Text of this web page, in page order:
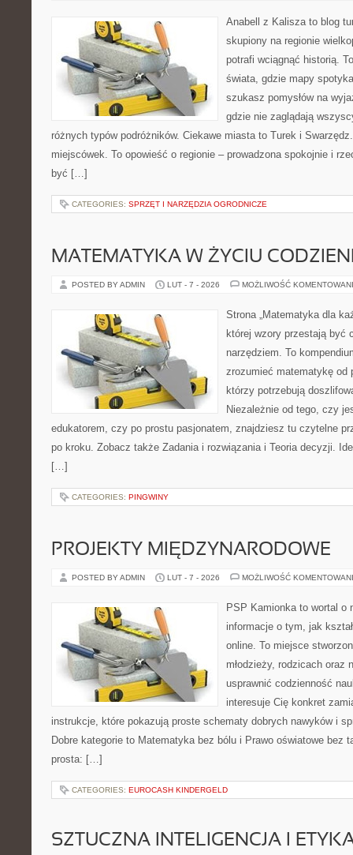
Anabell z Kalisza to blog
skupiony na regionie
potrafi wciągnąć historią.
świata, gdzie mapy
szukasz pomysłów na
gdzie nie zaglądają
różnych typów podróżników. Ciekawe miasta to Turek i
miejscówek. To opowieść o regionie – prowadzona spokojnie i
być […]
CATEGORIES: SPRZĘT I NARZĘDZIA OGRODNICZE
MATEMATYKA W ŻYCIU
POSTED BY ADMIN LUT - 7 - 2026 MOŻLIWOŚĆ
Strona „Matematyka dla
której wzory przestają być
narzędziem. To
zrozumieć matematykę od
którzy potrzebują
Niezależnie od tego, czy
edukatorem, czy po prostu pasjonatem, znajdziesz tu czytelne
po kroku. Zobacz także Zadania i rozwiązania i Teoria decyzji.
[…]
CATEGORIES: PINGWINY
PROJEKTY MIĘDZYNARODOWE
POSTED BY ADMIN LUT - 7 - 2026 MOŻLIWOŚĆ
PSP Kamionka to wortal o
informacje o tym, jak
online. To miejsce
młodzieży, rodzicach
usprawnić codzienność
interesuje Cię konkret
instrukcje, które pokazują proste schematy dobrych nawyków i
Dobre kategorie to Matematyka bez bólu i Prawo oświatowe bez
prosta: […]
CATEGORIES: EUROCASH KINDERGELD
SZTUCZNA INTELIGENCJA I